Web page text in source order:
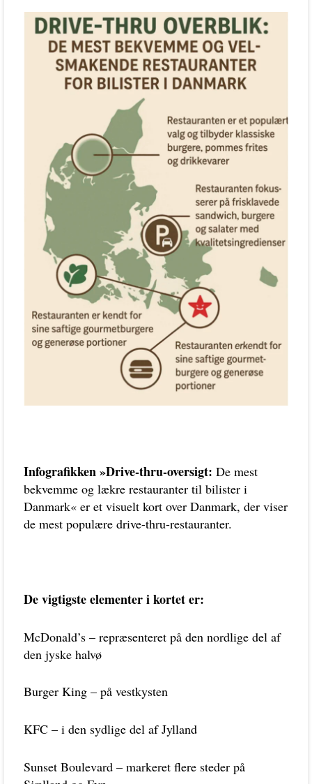
Infografikken »Drive-thru-oversigt: De mest
bekvemme og lækre restauranter til bilister i
Danmark« er et visuelt kort over Danmark, der viser
de mest populære drive-thru-restauranter.
De vigtigste elementer i kortet er:
McDonald’s – repræsenteret på den nordlige del af
den jyske halvø
Burger King – på vestkysten
KFC – i den sydlige del af Jylland
Sunset Boulevard – markeret flere steder på